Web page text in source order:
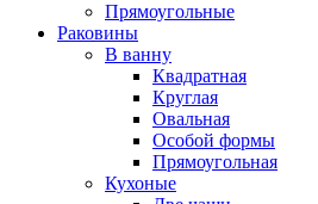
Прямоугольные
Раковины
В ванну
Квадратная
Круглая
Овальная
Особой формы
Прямоугольная
Кухоные